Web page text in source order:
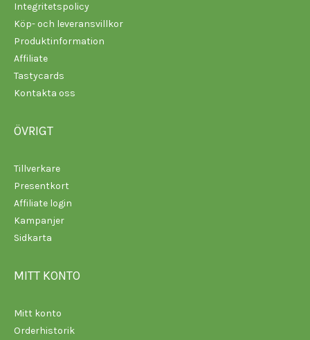
Integritetspolicy
Köp- och leveransvillkor
Produktinformation
Affiliate
Tastycards
Kontakta oss
ÖVRIGT
Tillverkare
Presentkort
Affiliate login
Kampanjer
Sidkarta
MITT KONTO
Mitt konto
Orderhistorik